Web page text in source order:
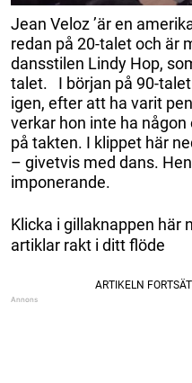
Jean Veloz ’är en
redan på 20-talet och är
dansstilen Lindy Hop,
talet. I början på 90-
igen, efter att ha varit
verkar hon inte ha
på takten. I klippet här
– givetvis med dans.
imponerande.
Klicka i gillaknappen här
artiklar rakt i ditt flöde